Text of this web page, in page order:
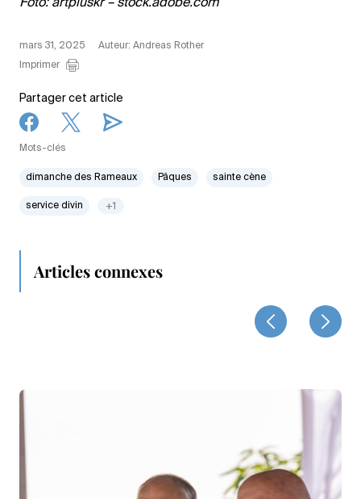
Foto: artpluskr – stock.adobe.com
mars 31, 2025
Auteur: Andreas Rother
Imprimer
Partager cet article
Mots-clés
dimanche des Rameaux Pâques sainte cène
service divin +1
Articles connexes